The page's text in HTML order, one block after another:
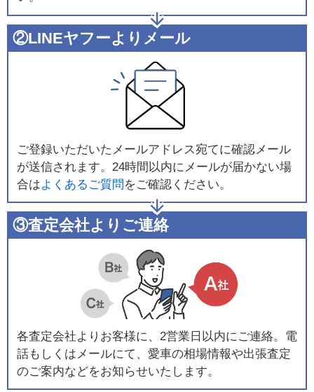
②LINEヤフーよりメール
ご登録いただいたメールアドレス宛てに確認メール
が送信されます。24時間以内にメールが届かない場
合はよくあるご質問 をご確認ください。
③査定会社よりご連絡
各査定会社よりお客様に、2営業日以内にご連絡。電
話もしくはメールにて、愛車の相場情報や出張査定
のご案内などをお知らせいたします。